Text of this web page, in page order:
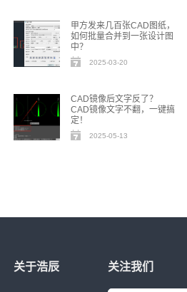
甲方发来几百张CAD图纸，
如何批量合并到一张设计图
中？
2025-03-20
CAD镜像后文字反了？
CAD镜像文字不翻，一键搞
定！
2025-05-13
关于浩辰 关注我们